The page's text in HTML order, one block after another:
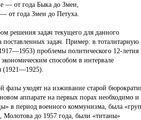
— от года Быка до Змеи,
от года Змеи до Петуха.
решения задач текущего для данного
поставленных задач. Пример: в тоталитарную
проблемы политического 12-летия
способом в интервале
(1921—1925).
фазы уходят на изживание старой
аппарате на первых порах необходимо и
в период военного коммунизма, была
Молотова до 1957 года, были «титаны»